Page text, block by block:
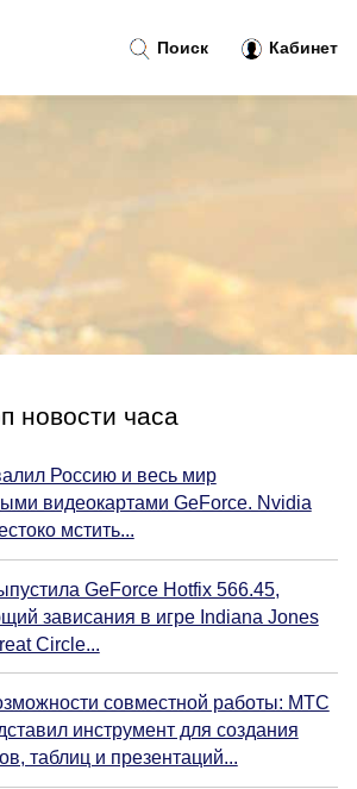
новости часа
Россию и весь мир
видеокартами GeForce. Nvidia
мстить...
GeForce Hotfix 566.45,
зависания в игре Indiana Jones
Circle...
совместной работы: МТС
инструмент для создания
таблиц и презентаций...
Поиск Кабинет